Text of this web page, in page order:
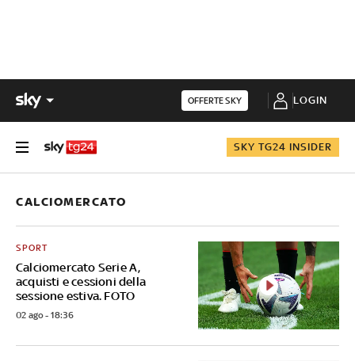
OFFERTE SKY LOGIN
SKY TG24 INSIDER
CALCIOMERCATO
Calciomercato Serie A,
acquisti e cessioni della
sessione estiva. FOTO
SPORT
02 ago - 18:36